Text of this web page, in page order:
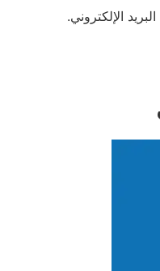
الإلكتروني.